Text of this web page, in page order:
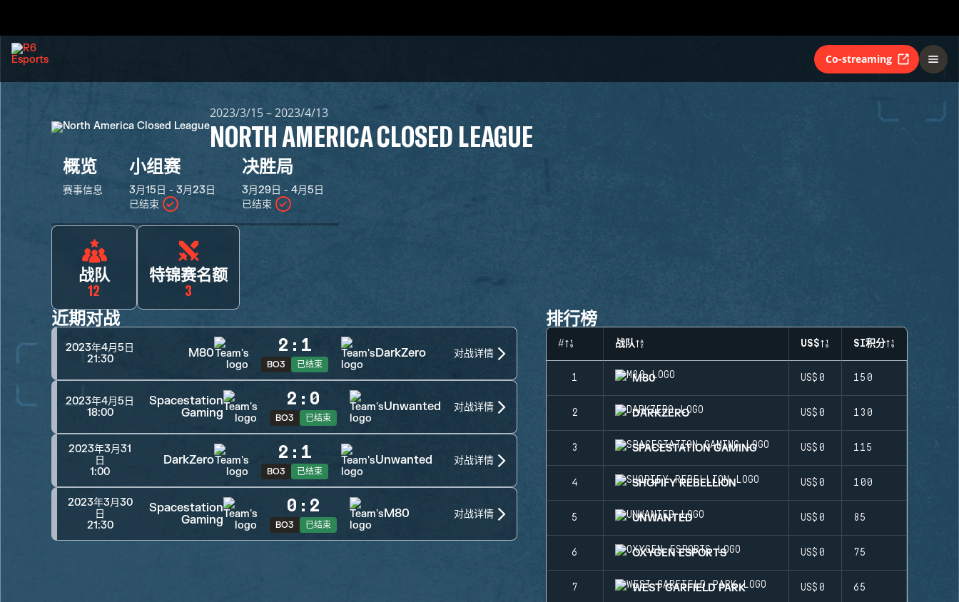
Co-streaming
2023/3/15 – 2023/4/13
NORTH AMERICA CLOSED LEAGUE
概览
赛事信息
小组赛
3月15日 - 3月23日
已结束
决胜局
3月29日 - 4月5日
已结束
战队
12
特锦赛名额
3
近期对战
2023年4月5日
21:30
M80 2 : 1
BO3 已结束
DarkZero 对战详情
2023年4月5日
18:00
Spacestation
Gaming
2 : 0
BO3 已结束
Unwanted 对战详情
2023年3月31
日
1:00
DarkZero 2 : 1
BO3 已结束
Unwanted 对战详情
2023年3月30
日
21:30
Spacestation
Gaming
0 : 2
BO3 已结束
M80 对战详情
排行榜
# 战队 US$ SI积分
1 M80 US$0 150
2 DARKZERO US$0 130
3 SPACESTATION GAMING US$0 115
4 SHOPIFY REBELLION US$0 100
5 UNWANTED US$0 85
6 OXYGEN ESPORTS US$0 75
7 WEST GARFIELD PARK US$0 65